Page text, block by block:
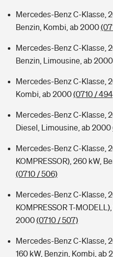
Mercedes-Benz C-Klasse,
Benzin, Kombi, ab 2000
Mercedes-Benz C-Klasse,
Benzin, Limousine, ab 2000
Mercedes-Benz C-Klasse,
Kombi, ab 2000(0710 /
Mercedes-Benz C-Klasse,
Diesel, Limousine, ab 2000
Mercedes-Benz C-Klasse,
KOMPRESSOR), 260 kW,
(0710 / 506)
Mercedes-Benz C-Klasse,
KOMPRESSOR T-
2000(0710 / 507)
Mercedes-Benz C-Klasse,
160 kW, Benzin, Kombi, ab